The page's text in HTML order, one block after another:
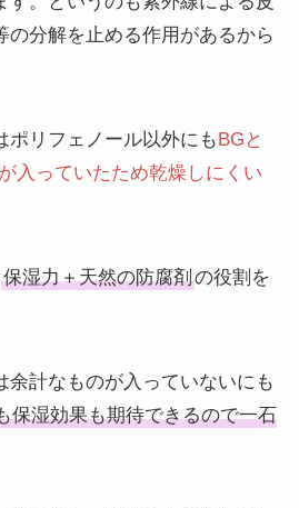
の分解を止める作用があるから
ポリフェノール以外にも BGと
入っていたため乾燥しにくい
保湿力＋天然の防腐剤の役割を
余計なものが入っていないにも
保湿効果も期待できるので一石